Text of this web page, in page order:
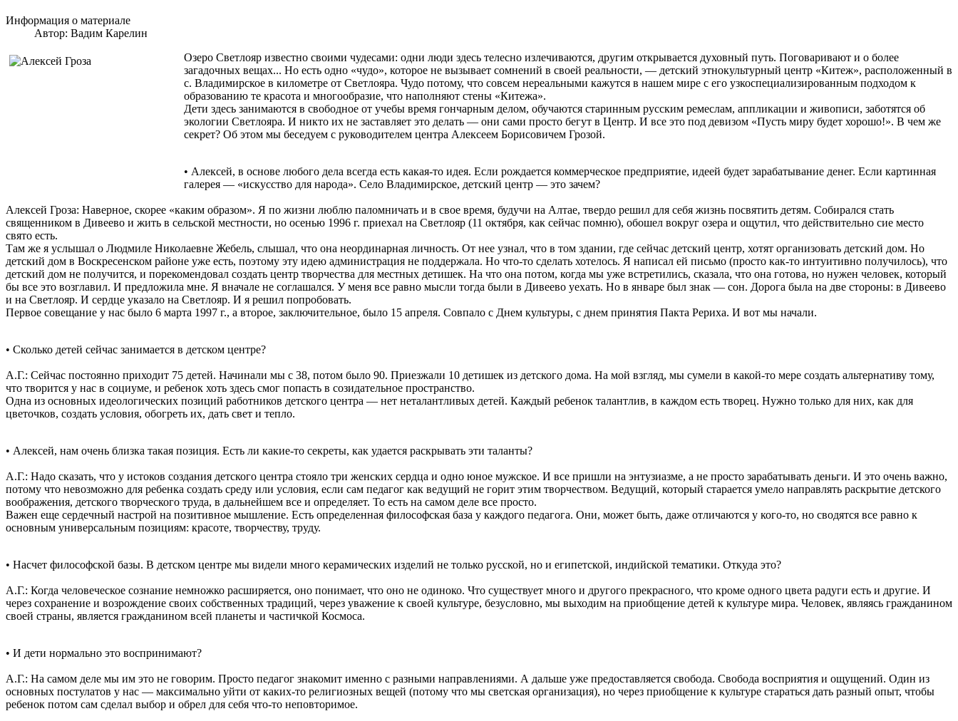
Информация о материале
Автор: Вадим Карелин
Озеро Светлояр известно своими чудесами: одни люди здесь телесно излечиваются, другим открывается духовный путь. Поговаривают и о более
загадочных вещах... Но есть одно «чудо», которое не вызывает сомнений в своей реальности, — детский этнокультурный центр «Китеж», расположенный в
с. Владимирское в километре от Светлояра. Чудо потому, что совсем нереальными кажутся в нашем мире с его узкоспециализированным подходом к
образованию те красота и многообразие, что наполняют стены «Китежа».
Дети здесь занимаются в свободное от учебы время гончарным делом, обучаются старинным русским ремеслам, аппликации и живописи, заботятся об
экологии Светлояра. И никто их не заставляет это делать — они сами просто бегут в Центр. И все это под девизом «Пусть миру будет хорошо!». В чем же
секрет? Об этом мы беседуем с руководителем центра Алексеем Борисовичем Грозой.
• Алексей, в основе любого дела всегда есть какая-то идея. Если рождается коммерческое предприятие, идеей будет зарабатывание денег. Если картинная
галерея — «искусство для народа». Село Владимирское, детский центр — это зачем?
Алексей Гроза: Наверное, скорее «каким образом». Я по жизни люблю паломничать и в свое время, будучи на Алтае, твердо решил для себя жизнь посвятить детям. Собирался стать
священником в Дивеево и жить в сельской местности, но осенью 1996 г. приехал на Светлояр (11 октября, как сейчас помню), обошел вокруг озера и ощутил, что действительно сие место
свято есть.
Там же я услышал о Людмиле Николаевне Жебель, слышал, что она неординарная личность. От нее узнал, что в том здании, где сейчас детский центр, хотят организовать детский дом. Но
детский дом в Воскресенском районе уже есть, поэтому эту идею администрация не поддержала. Но что-то сделать хотелось. Я написал ей письмо (просто как-то интуитивно получилось), что
детский дом не получится, и порекомендовал создать центр творчества для местных детишек. На что она потом, когда мы уже встретились, сказала, что она готова, но нужен человек, который
бы все это возглавил. И предложила мне. Я вначале не соглашался. У меня все равно мысли тогда были в Дивеево уехать. Но в январе был знак — сон. Дорога была на две стороны: в Дивеево
и на Светлояр. И сердце указало на Светлояр. И я решил попробовать.
Первое совещание у нас было 6 марта 1997 г., а второе, заключительное, было 15 апреля. Совпало с Днем культуры, с днем принятия Пакта Рериха. И вот мы начали.
• Сколько детей сейчас занимается в детском центре?
А.Г.: Сейчас постоянно приходит 75 детей. Начинали мы с 38, потом было 90. Приезжали 10 детишек из детского дома. На мой взгляд, мы сумели в какой-то мере создать альтернативу тому,
что творится у нас в социуме, и ребенок хоть здесь смог попасть в созидательное пространство.
Одна из основных идеологических позиций работников детского центра — нет неталантливых детей. Каждый ребенок талантлив, в каждом есть творец. Нужно только для них, как для
цветочков, создать условия, обогреть их, дать свет и тепло.
• Алексей, нам очень близка такая позиция. Есть ли какие-то секреты, как удается раскрывать эти таланты?
А.Г.: Надо сказать, что у истоков создания детского центра стояло три женских сердца и одно юное мужское. И все пришли на энтузиазме, а не просто зарабатывать деньги. И это очень важно,
потому что невозможно для ребенка создать среду или условия, если сам педагог как ведущий не горит этим творчеством. Ведущий, который старается умело направлять раскрытие детского
воображения, детского творческого труда, в дальнейшем все и определяет. То есть на самом деле все просто.
Важен еще сердечный настрой на позитивное мышление. Есть определенная философская база у каждого педагога. Они, может быть, даже отличаются у кого-то, но сводятся все равно к
основным универсальным позициям: красоте, творчеству, труду.
• Насчет философской базы. В детском центре мы видели много керамических изделий не только русской, но и египетской, индийской тематики. Откуда это?
А.Г.: Когда человеческое сознание немножко расширяется, оно понимает, что оно не одиноко. Что существует много и другого прекрасного, что кроме одного цвета радуги есть и другие. И
через сохранение и возрождение своих собственных традиций, через уважение к своей культуре, безусловно, мы выходим на приобщение детей к культуре мира. Человек, являясь гражданином
своей страны, является гражданином всей планеты и частичкой Космоса.
• И дети нормально это воспринимают?
А.Г.: На самом деле мы им это не говорим. Просто педагог знакомит именно с разными направлениями. А дальше уже предоставляется свобода. Свобода восприятия и ощущений. Один из
основных постулатов у нас — максимально уйти от каких-то религиозных вещей (потому что мы светская организация), но через приобщение к культуре стараться дать разный опыт, чтобы
ребенок потом сам сделал выбор и обрел для себя что-то неповторимое.